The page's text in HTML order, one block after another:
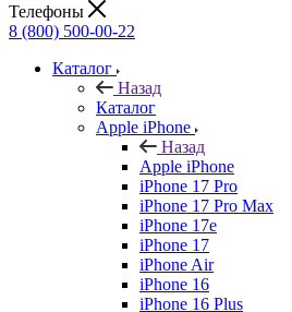
Телефоны
8 (800) 500-00-22
Каталог
Назад
Каталог
Apple iPhone
Назад
Apple iPhone
iPhone 17 Pro
iPhone 17 Pro Max
iPhone 17e
iPhone 17
iPhone Air
iPhone 16
iPhone 16 Plus